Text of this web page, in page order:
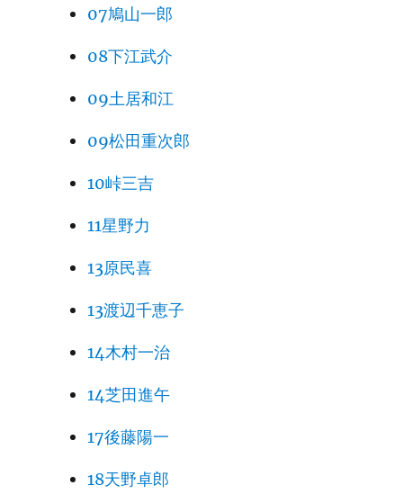
07鳩山一郎
08下江武介
09土居和江
09松田重次郎
10峠三吉
11星野力
13原民喜
13渡辺千恵子
14木村一治
14芝田進午
17後藤陽一
18天野卓郎